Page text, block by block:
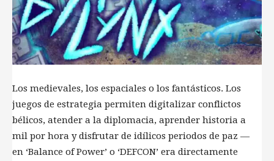
Los medievales, los espaciales o los fantásticos. Los
juegos de estrategia permiten digitalizar conflictos
bélicos, atender a la diplomacia, aprender historia a
mil por hora y disfrutar de idílicos periodos de paz —
en ‘Balance of Power’ o ‘DEFCON’ era directamente